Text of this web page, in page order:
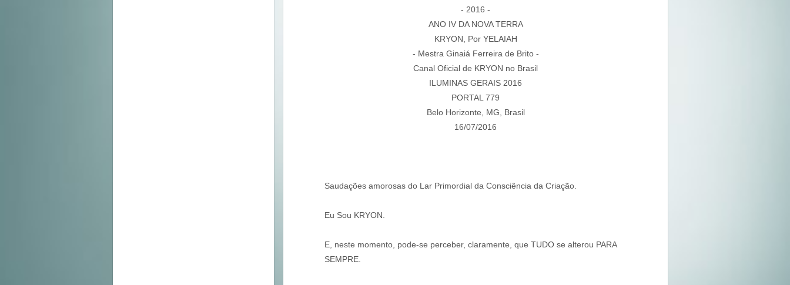
- 2016 -
ANO IV DA NOVA TERRA
KRYON, Por YELAIAH
- Mestra Ginaiá Ferreira de Brito -
Canal Oficial de KRYON no Brasil
ILUMINAS GERAIS 2016
PORTAL 779
Belo Horizonte, MG, Brasil
16/07/2016
Saudações amorosas do Lar Primordial da Consciência da Criação.
Eu Sou KRYON.
E, neste momento, pode-se perceber, claramente, que TUDO se alterou PARA
SEMPRE.